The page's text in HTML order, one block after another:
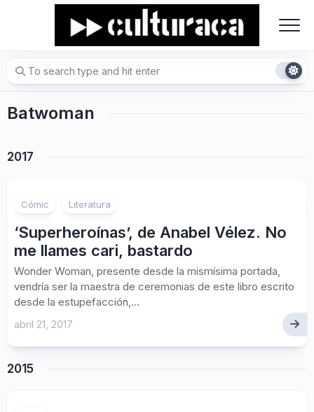
Batwoman
2017
Cómic Literatura
‘Superheroínas’, de Anabel Vélez. No
me llames cari, bastardo
Wonder Woman, presente desde la mismísima portada,
vendría ser la maestra de ceremonias de este libro escrito
desde la estupefacción,...
abril 21, 2017
2015